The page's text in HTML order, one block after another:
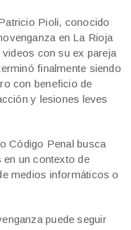
Pioli, conocido
en La Rioja
con su ex pareja
finalmente siendo
con beneficio de
y lesiones leves
Código Penal busca
en un contexto de
medios informáticos o
puede seguir